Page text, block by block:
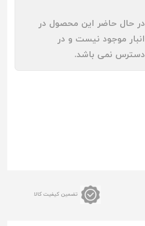
در حال حاضر این محصول در
انبار موجود نیست و در
دسترس نمی باشد.
تضمین کیفیت کالا